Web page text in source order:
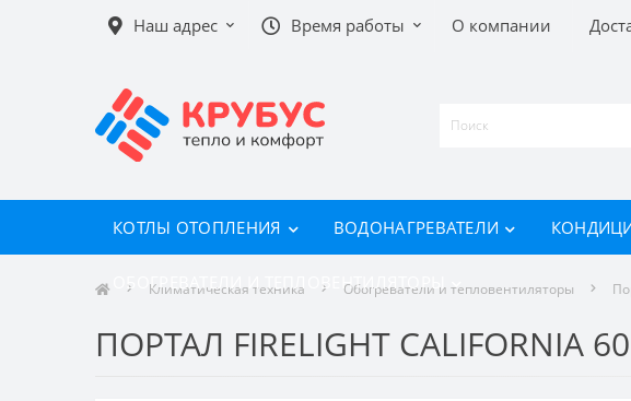
Наш адрес Время работы О компании
КОТЛЫ ОТОПЛЕНИЯ ВОДОНАГРЕВАТЕЛИ
ОБОГРЕВАТЕЛИ И ТЕПЛОВЕНТИЛЯТОРЫ
Климатическая техника Обогреватели и тепловентиляторы
ПОРТАЛ FIRELIGHT